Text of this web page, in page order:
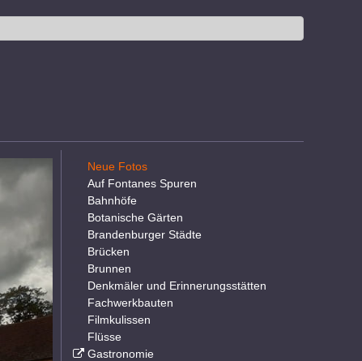
Neue Fotos
Auf Fontanes Spuren
Bahnhöfe
Botanische Gärten
Brandenburger Städte
Brücken
Brunnen
Denkmäler und Erinnerungsstätten
Fachwerkbauten
Filmkulissen
Flüsse
Gastronomie